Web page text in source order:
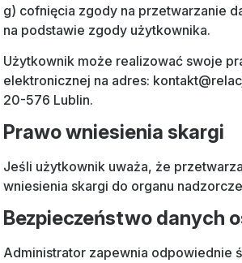
g) cofnięcia zgody na przetwarzanie
na podstawie zgody użytkownika.
Użytkownik może realizować swoje
elektronicznej na adres:
20-576 Lublin.
Prawo wniesienia skargi
Jeśli użytkownik uważa, że
wniesienia skargi do organu
Bezpieczeństwo danych
Administrator zapewnia odpowiednie